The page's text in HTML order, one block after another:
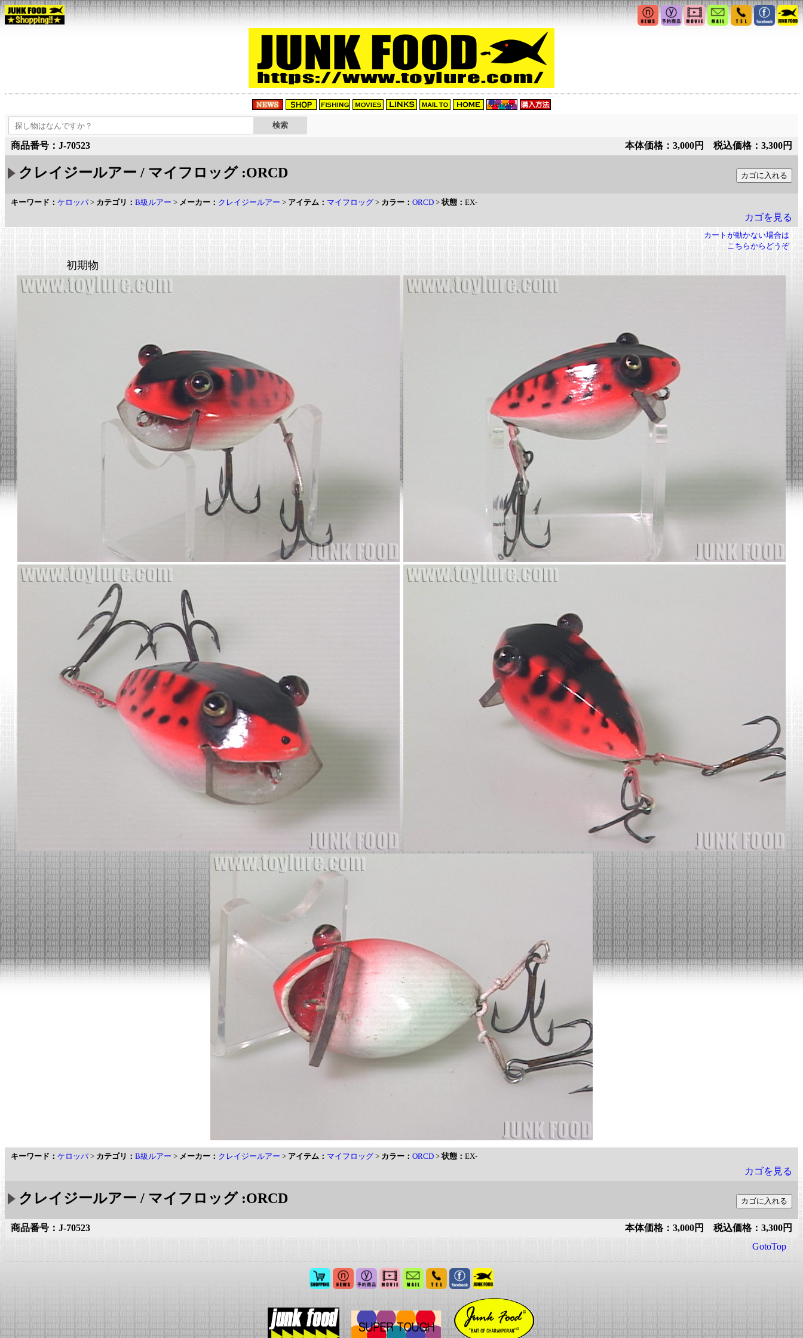
商品番号：J-70523 本体価格：3,000円 税込価格：3,300円
クレイジールアー / マイフロッグ :ORCD
キーワード： ケロッパ > カテゴリ： B級ルアー > メーカー： クレイジールアー > アイテム： マイフロッグ > カラー： ORCD >状態： EX-
カゴを見る
カートが動かない場合は
こちらからどうぞ
初期物
キーワード： ケロッパ > カテゴリ： B級ルアー > メーカー： クレイジールアー > アイテム： マイフロッグ > カラー： ORCD >状態： EX-
カゴを見る
クレイジールアー / マイフロッグ :ORCD
商品番号：J-70523
本体価格：3,000円 税込価格：3,300円
GotoTop